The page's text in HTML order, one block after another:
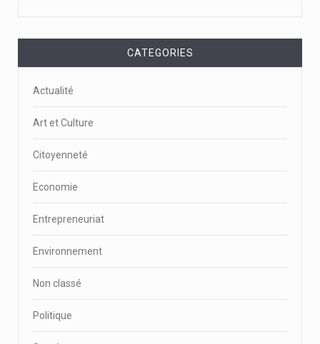
CATEGORIES
Actualité
Art et Culture
Citoyenneté
Economie
Entrepreneuriat
Environnement
Non classé
Politique